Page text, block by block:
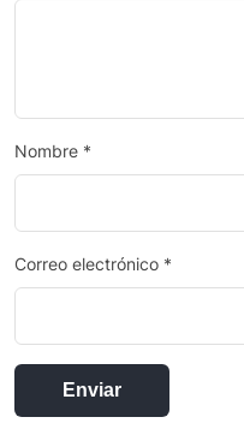
Nombre *
Correo electrónico *